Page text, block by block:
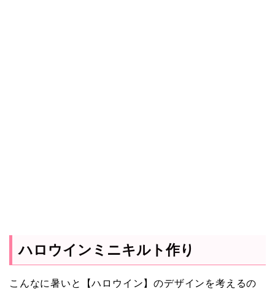
ハロウインミニキルト作り
こんなに暑いと【ハロウイン】のデザインを考えるの